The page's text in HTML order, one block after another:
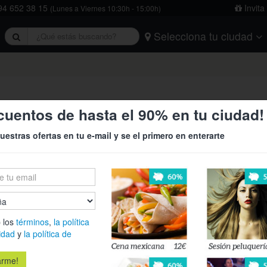
652 38 15 (Lunes a Viernes 10:30h - 15:00h)
Selecciona tu ciudad
Tarragona Valencia Vitoria
hamburgesa + patatas +
¿Qué
2
Carne de
Lechuga
Tomate
Cebolla
Queso
de hasta el 90% en tu ciudad!
ofertas en tu e-mail y se el primero en enterarte
lostérminos, la política
y la política de